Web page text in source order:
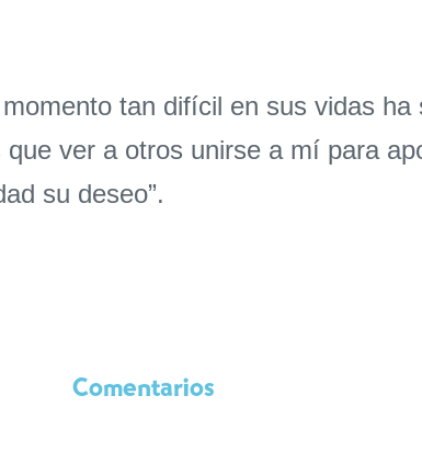
tan difícil en sus vidas
ver a otros unirse a mí para
su deseo”.
Comentarios